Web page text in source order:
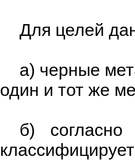
Для целей
а) черные
один и тот же
б)